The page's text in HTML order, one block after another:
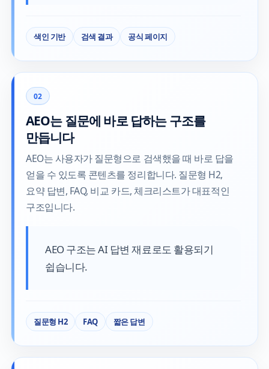
색인 기반 검색 결과 공식 페이지
02
AEO는 질문에 바로 답하는 구조를
만듭니다
AEO는 사용자가 질문형으로 검색했을 때 바로 답을
얻을 수 있도록 콘텐츠를 정리합니다. 질문형 H2,
요약 답변, FAQ, 비교 카드, 체크리스트가 대표적인
구조입니다.
AEO 구조는 AI 답변 재료로도 활용되기
쉽습니다.
질문형 H2 FAQ 짧은 답변